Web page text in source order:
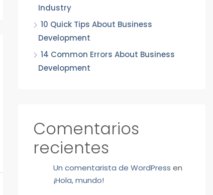
Industry
10 Quick Tips About Business
Development
14 Common Errors About Business
Development
Comentarios
recientes
Un comentarista de WordPress en
¡Hola, mundo!